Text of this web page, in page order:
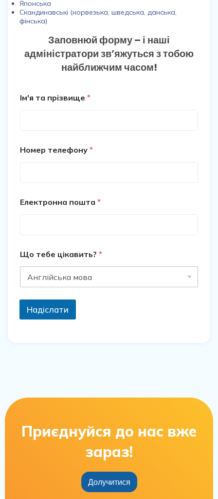
Японська
Скандинавські (норвезька, шведська, данська,
фінська)
Заповнюй форму – і наші
адміністратори зв’яжуться з тобою
найближчим часом!
Ім'я та прізвище *
Номер телефону *
Електронна пошта *
Що тебе цікавить? *
Надіслати
Приєднуйся до нас вже
зараз!
Долучитися